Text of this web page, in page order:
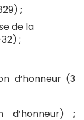
;
de la
;
d’honneur (3
d’honneur) ;